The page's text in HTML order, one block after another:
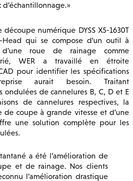
numérique DYSS X5-1630T
qui se compose d’un outil à
roue de rainage comme
WER a travaillé en étroite
pour identifier les spécifications
aurait besoin. Traitant
ondulées de cannelures B, C, D et E
de cannelures respectives, la
de coupe à grande vitesse et d’une
une solution complète pour les
a été l’amélioration de
et de rainage. Nos clients
l’amélioration drastique